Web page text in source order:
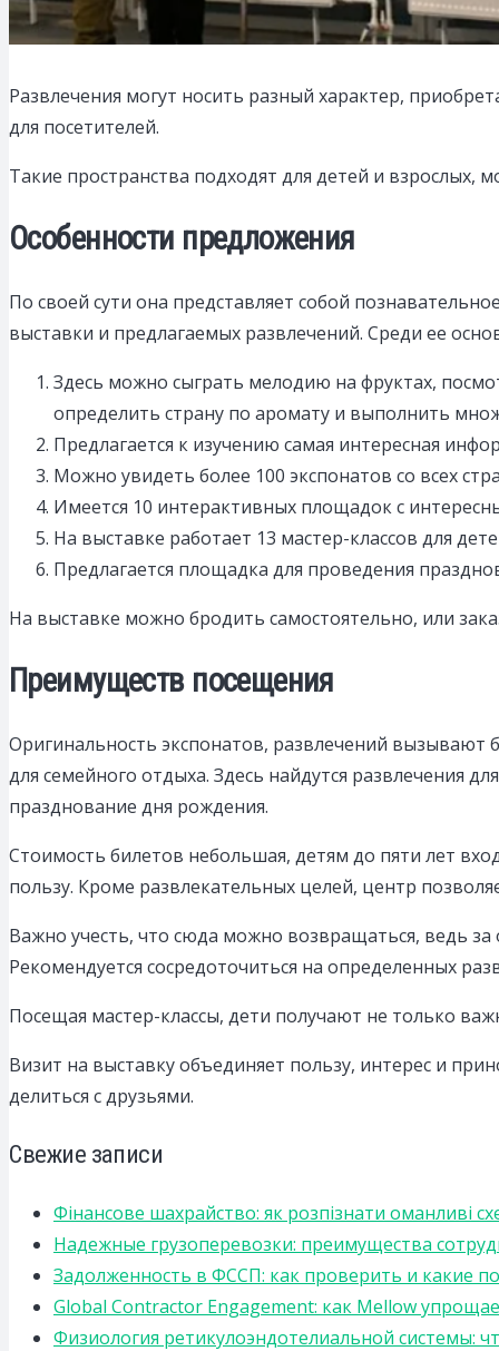
Развлечения могут носить разный характер,
для посетителей.
Такие пространства подходят для детей и взрослых,
Особенности предложения
По своей сути она представляет собой
выставки и предлагаемых развлечений. Среди ее
Здесь можно сыграть мелодию на фруктах,
определить страну по аромату и выполнить
Предлагается к изучению самая интересная
Можно увидеть более 100 экспонатов со всех
Имеется 10 интерактивных площадок с
На выставке работает 13 мастер-классов для
Предлагается площадка для проведения
На выставке можно бродить самостоятельно, или
Преимуществ посещения
Оригинальность экспонатов, развлечений вызывают
для семейного отдыха. Здесь найдутся развлечения
празднование дня рождения.
Стоимость билетов небольшая, детям до пяти лет
пользу. Кроме развлекательных целей, центр
Важно учесть, что сюда можно возвращаться, ведь
Рекомендуется сосредоточиться на определенных
Посещая мастер-классы, дети получают не только
Визит на выставку объединяет пользу, интерес и
делиться с друзьями.
Свежие записи
Фінансове шахрайство: як розпізнати оманливі
Надежные грузоперевозки: преимущества
Задолженность в ФССП: как проверить и какие
Global Contractor Engagement: как Mellow
Физиология ретикулоэндотелиальной системы: